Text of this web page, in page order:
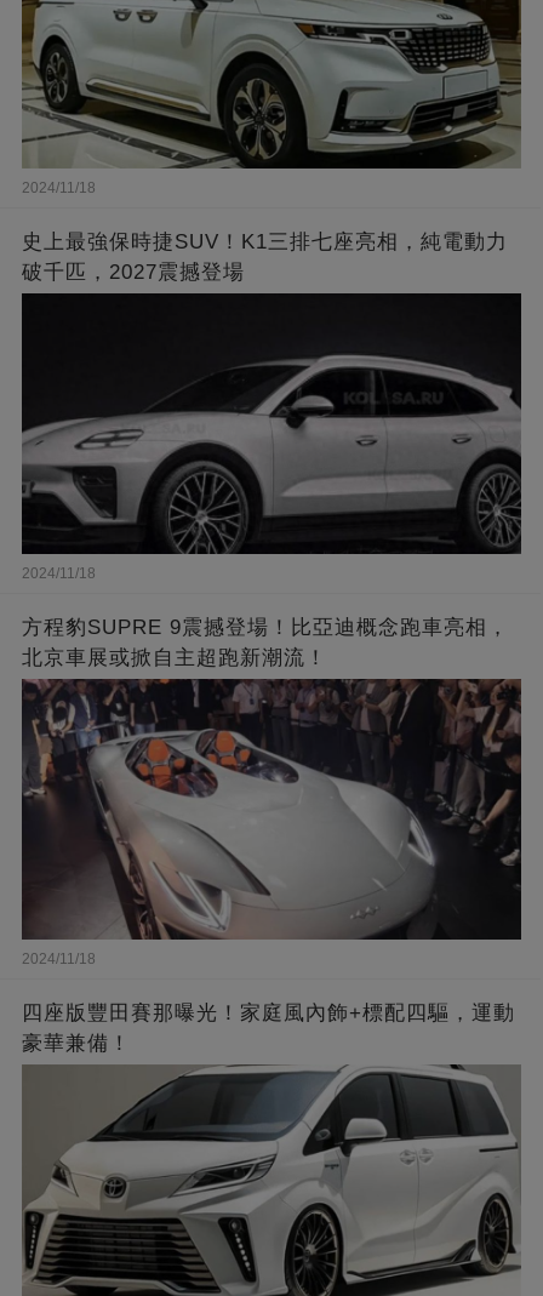
2024/11/18
史上最強保時捷SUV！K1三排七座亮相，純電動力
破千匹，2027震撼登場
2024/11/18
方程豹SUPRE 9震撼登場！比亞迪概念跑車亮相，
北京車展或掀自主超跑新潮流！
2024/11/18
四座版豐田賽那曝光！家庭風內飾+標配四驅，運動
豪華兼備！